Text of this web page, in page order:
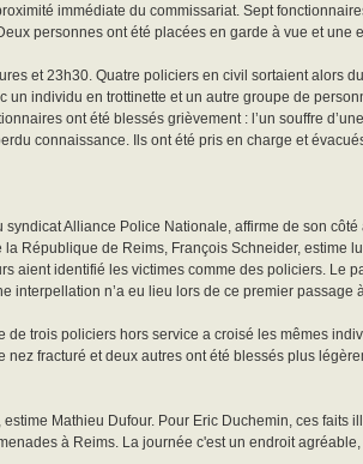
immédiate du commissariat. Sept
personnes ont été placées en garde à vue et
et 23h30. Quatre policiers en civil sortaient alors
un individu en trottinette et un autre groupe de
ont été blessés grièvement : l’un souffre
connaissance. Ils ont été pris en charge et
Alliance Police Nationale, affirme de son
République de Reims, François Schneider, estime
aient identifié les victimes comme des policiers. Le
interpellation n’a eu lieu lors de ce premier passage
de trois policiers hors service a croisé les mêmes
fracturé et deux autres ont été blessés plus
Mathieu Dufour. Pour Eric Duchemin, ces faits
à Reims. La journée c'est un endroit